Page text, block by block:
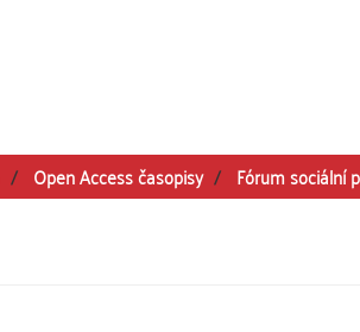
Open Access časopisy Fórum sociální